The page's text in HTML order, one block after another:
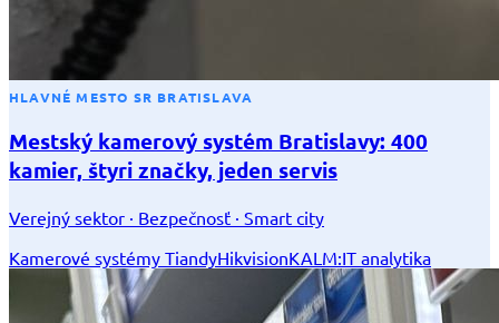
HLAVNÉ MESTO SR BRATISLAVA
Mestský kamerový systém Bratislavy: 400
kamier, štyri značky, jeden servis
Verejný sektor · Bezpečnosť · Smart city
Kamerové systémy TiandyHikvisionKALM:IT analytika